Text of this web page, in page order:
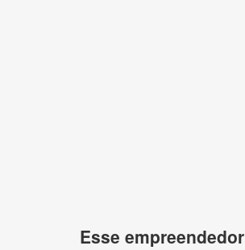
Esse empreendedor